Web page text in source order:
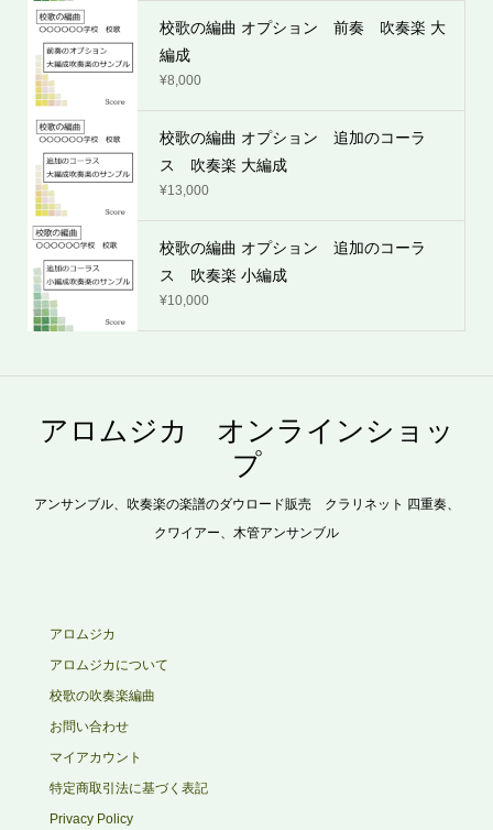
校歌の編曲 オプション 前奏 吹奏楽 大
編成
¥8,000
校歌の編曲 オプション 追加のコーラ
ス 吹奏楽 大編成
¥13,000
校歌の編曲 オプション 追加のコーラ
ス 吹奏楽 小編成
¥10,000
アロムジカ オンラインショッ
プ
アンサンブル、吹奏楽の楽譜のダウロード販売 クラリネット 四重奏、
クワイアー、木管アンサンブル
アロムジカ
アロムジカについて
校歌の吹奏楽編曲
お問い合わせ
マイアカウント
特定商取引法に基づく表記
Privacy Policy